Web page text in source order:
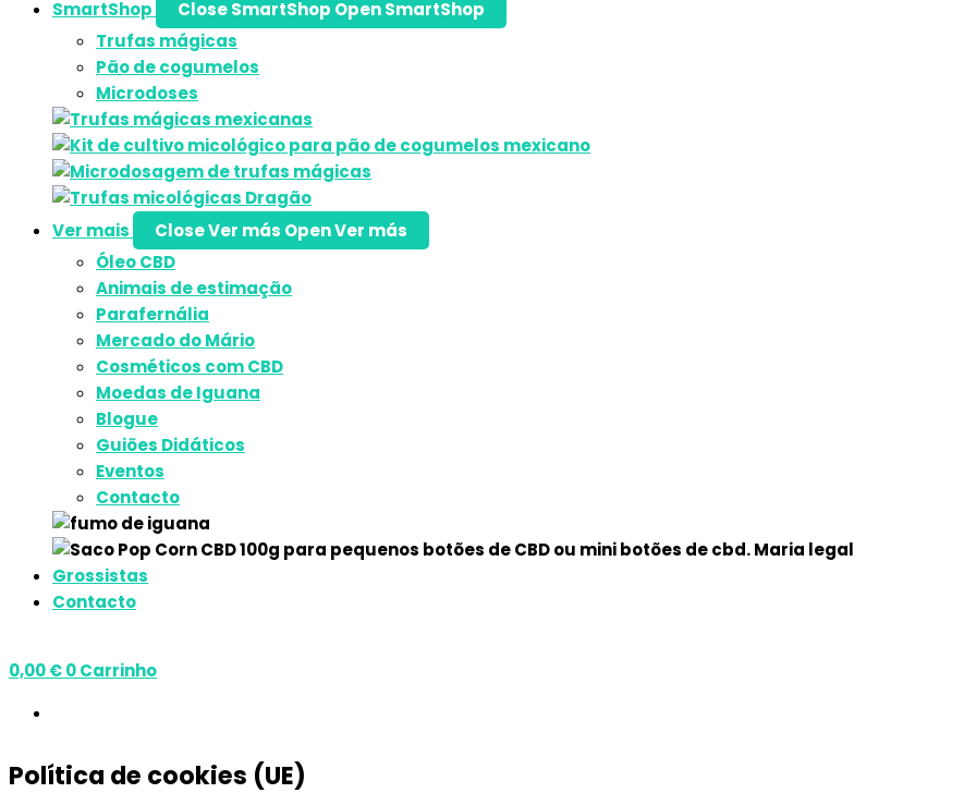
SmartShop Close SmartShop Open SmartShop
Trufas mágicas
Pão de cogumelos
Microdoses
Ver mais Close Ver más Open Ver más
Óleo CBD
Animais de estimação
Parafernália
Mercado do Mário
Cosméticos com CBD
Moedas de Iguana
Blogue
Guiões Didáticos
Eventos
Contacto
Grossistas
Contacto
0,00€0Carrinho
Política de cookies (UE)